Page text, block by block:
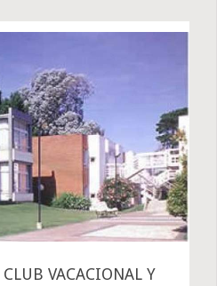
VACACIONAL Y